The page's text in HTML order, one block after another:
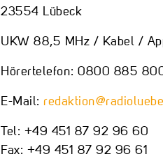
23554 Lübeck
UKW 88,5 MHz / Kabel /
Hörertelefon: 0800 885
E-Mail:
Tel: +49 451 87 92 96 60
Fax: +49 451 87 92 96 61